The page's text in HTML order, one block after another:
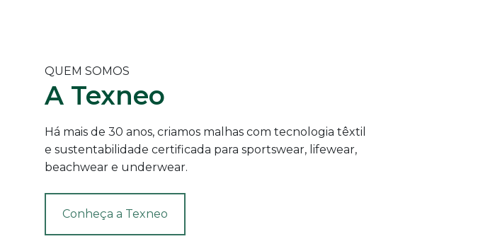
QUEM SOMOS
A Texneo
Há mais de 30 anos, criamos malhas com tecnologia têxtil
e sustentabilidade certificada para sportswear, lifewear,
beachwear e underwear.
Conheça a Texneo